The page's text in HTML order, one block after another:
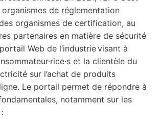
de réglementation
organismes de certification, au
partenaires en matière de sécurité
Web de l’industrie visant à
et la clientèle du
sur l’achat de produits
Le portail permet de répondre à
notamment sur les